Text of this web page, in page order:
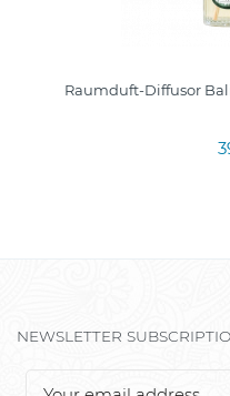
Raumduft-Diffusor Bali
NEWSLETTER